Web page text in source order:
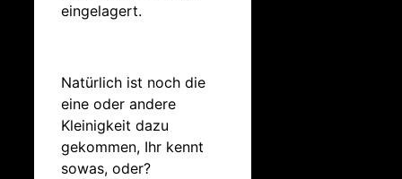
eingelagert.
Natürlich ist noch die
eine oder andere
Kleinigkeit dazu
gekommen, Ihr kennt
sowas, oder?